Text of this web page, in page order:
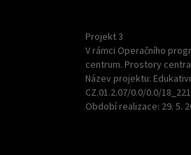
Projekt 3
V rámci Operačního
centrum. Prostory
Název projektu:
CZ.01.2.07/0.0/0.0/
Období realizace: 29. 5.